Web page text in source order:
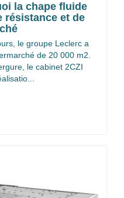
la chape fluide
résistance et de
le groupe Leclerc a
de 20 000 m2.
le cabinet 2CZI